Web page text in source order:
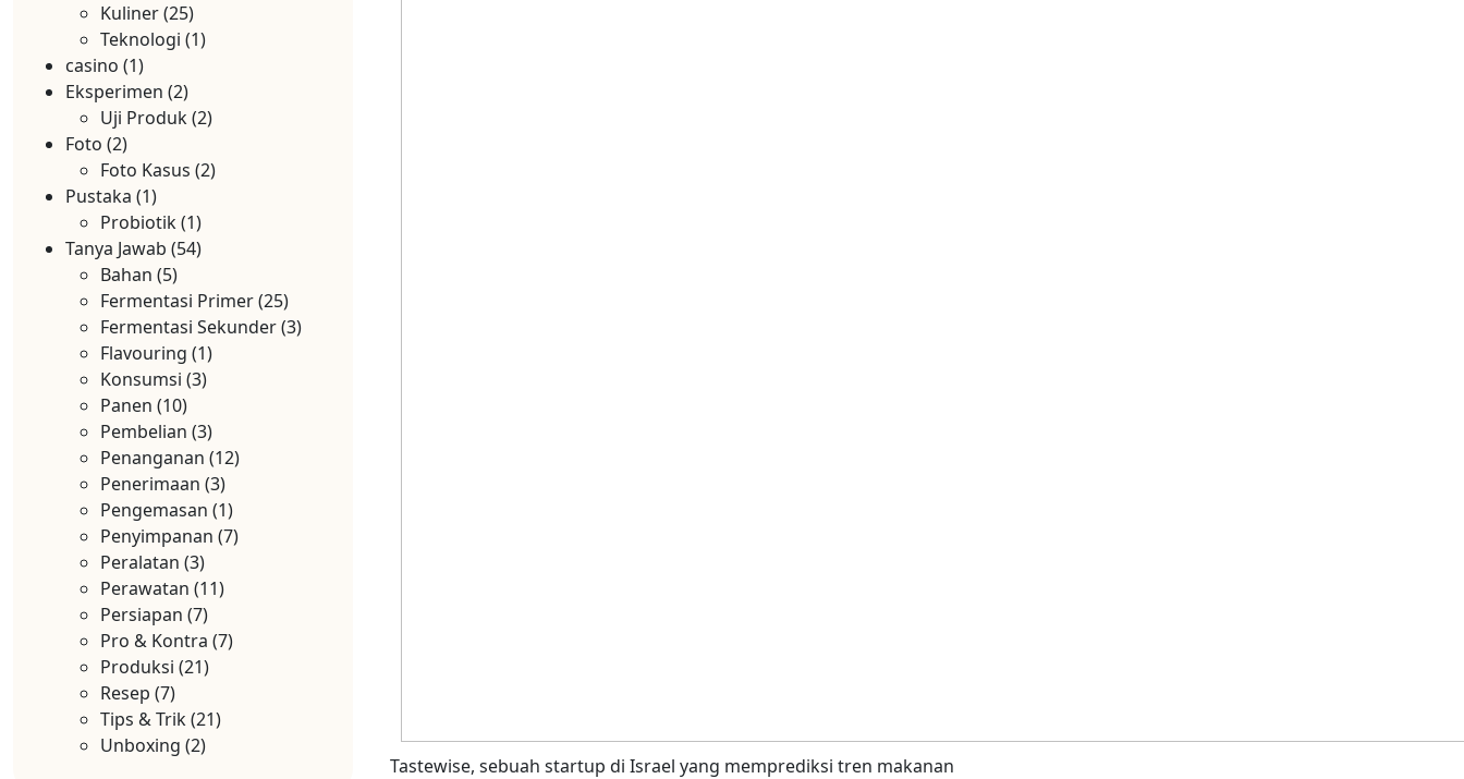
Tastewise, sebuah startup di Israel yang memprediksi tren makanan
Kuliner(25)
Teknologi (1)
casino (1)
Eksperimen (2)
Uji Produk(2)
Foto (2)
Foto Kasus (2)
Pustaka (1)
Probiotik(1)
Tanya Jawab (54)
Bahan (5)
Fermentasi Primer(25)
Fermentasi Sekunder(3)
Flavouring (1)
Konsumsi (3)
Panen (10)
Pembelian (3)
Penanganan (12)
Penerimaan (3)
Pengemasan (1)
Penyimpanan (7)
Peralatan (3)
Perawatan (11)
Persiapan (7)
Pro & Kontra (7)
Produksi (21)
Resep (7)
Tips & Trik(21)
Unboxing (2)